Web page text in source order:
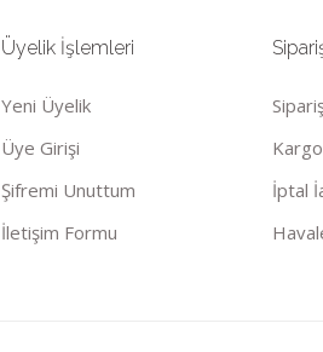
Üyelik İşlemleri
Yeni Üyelik
Üye Girişi
Şifremi Unuttum
İletişim Formu
İptal